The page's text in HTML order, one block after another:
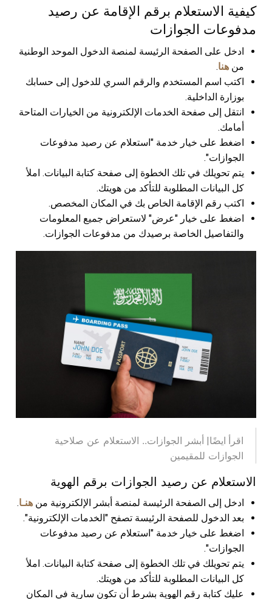
كيفية الاستعلام برقم الإقامة عن رصيد
مدفوعات الجوازات
ادخل على الصفحة الرئيسة لمنصة الدخول الموحد الوطنية
من هنا.
اكتب اسم المستخدم والرقم السري للدخول إلى حسابك
بوزارة الداخلية.
انتقل إلى صفحة الخدمات الإلكترونية من الخيارات المتاحة
أمامك.
اضغط على خيار خدمة "استعلام عن رصيد مدفوعات
الجوازات".
يتم تحويلك في تلك الخطوة إلى صفحة كتابة البيانات. املأ
كل البيانات المطلوبة للتأكد من هويتك.
اكتب رقم الإقامة الخاص بك في المكان المخصص.
اضغط على خيار "عرض" لاستعراض جميع المعلومات
والتفاصيل الخاصة برصيدك من مدفوعات الجوازات.
اقرأ ايضًا| أبشر الجوازات.. الاستعلام عن صلاحية
الجوازات للمقيمين
الاستعلام عن رصيد الجوازات برقم الهوية
ادخل إلى الصفحة الرئيسة لمنصة أبشر الإلكترونية من هنـا.
بعد الدخول للصفحة الرئيسة تصفح "الخدمات الإلكترونية".
اضغط على خيار خدمة "استعلام عن رصيد مدفوعات
الجوازات".
يتم تحويلك في تلك الخطوة إلى صفحة كتابة البيانات. املأ
كل البيانات المطلوبة للتأكد من هويتك.
عليك كتابة رقم الهوية بشرط أن تكون سارية في المكان